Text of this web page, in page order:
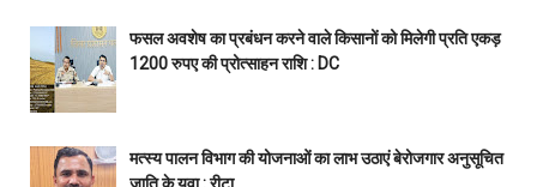
फसल अवशेष का प्रबंधन करने वाले किसानों को मिलेगी प्रति एकड़
1200 रुपए की प्रोत्साहन राशि : DC
मत्स्य पालन विभाग की योजनाओं का लाभ उठाएं बेरोजगार अनुसूचित